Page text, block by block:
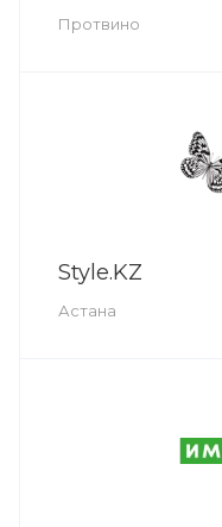
Протвино
Style.KZ
Астана